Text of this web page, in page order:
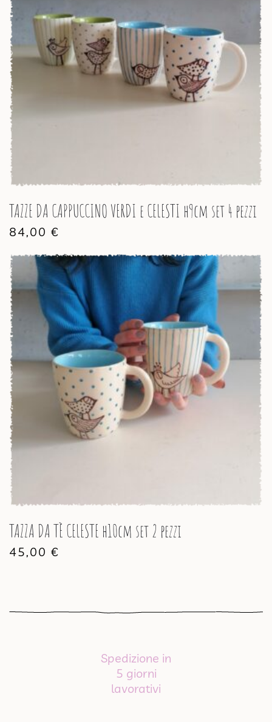
TAZZE DA CAPPUCCINO VERDI e CELESTI h9cm set 4 pezzi
84,00 €
TAZZA DA TÈ CELESTE h10cm set 2 pezzi
45,00 €
Spedizione in
5 giorni
lavorativi